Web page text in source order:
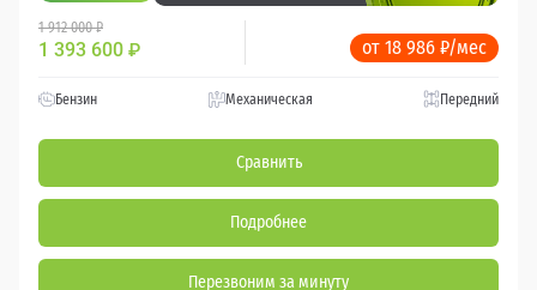
1 912 000 ₽
1 393 600 ₽ от 18 986 ₽/мес
Бензин Механическая Передний
Сравнить
Подробнее
Перезвоним за минуту